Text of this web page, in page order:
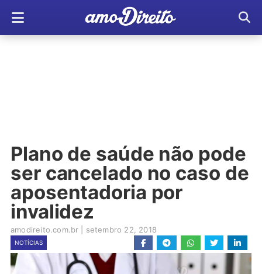
Plano de saúde não pode
ser cancelado no caso de
aposentadoria por
invalidez
amodireito.com.br setembro 22, 2018
NOTÍCIAS